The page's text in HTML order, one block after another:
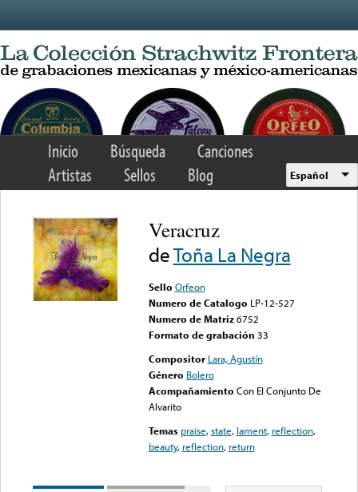
Inicio Búsqueda
Canciones
Artistas
Sellos Blog Español
Veracruz
deToña La Negra
Sello Orfeon
Numero de Catalogo LP-12-527
Numero de Matriz 6752
Formato de grabación 33
Compositor Lara, Agustín
Género Bolero
Acompañamiento Con El Conjunto De
Alvarito
Temas praise,state, lament, reflection,
beauty, reflection, return